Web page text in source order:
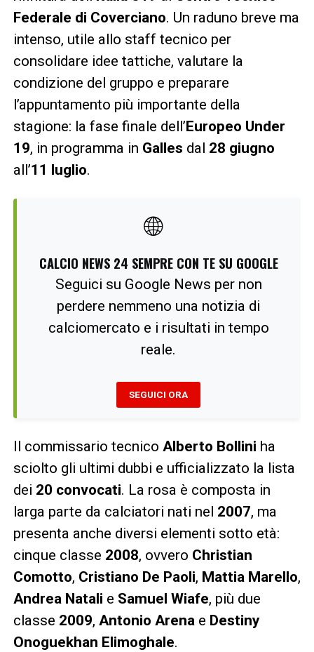
Federale di Coverciano. Un raduno breve ma
intenso, utile allo staff tecnico per
consolidare idee tattiche, valutare la
condizione del gruppo e preparare
l’appuntamento più importante della
stagione: la fase finale dell’ Europeo Under
19, in programma in Galles dal 28 giugno
all’11 luglio.
🌐
CALCIO NEWS 24 SEMPRE CON TE SU GOOGLE
Seguici su Google News per non
perdere nemmeno una notizia di
calciomercato e i risultati in tempo
reale.
SEGUICI ORA
Il commissario tecnico Alberto Bollini ha
sciolto gli ultimi dubbi e ufficializzato la lista
dei 20 convocati. La rosa è composta in
larga parte da calciatori nati nel 2007, ma
presenta anche diversi elementi sotto età:
cinque classe 2008, ovvero Christian
Comotto, Cristiano De Paoli, Mattia Marello,
Andrea Natali e Samuel Wiafe, più due
classe 2009, Antonio Arenae Destiny
Onoguekhan Elimoghale.